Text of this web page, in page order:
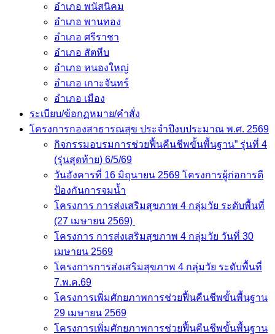
อำเภอ พนัสนิคม
อำเภอ พานทอง
อำเภอ ศรีราชา
อำเภอ สัตหีบ
อำเภอ หนองใหญ่
อำเภอ เกาะจันทร์
อำเภอ เมือง
ระเบียบ/ข้อกฏหมาย/คำสั่ง
โครงการกองสาธารณสุข ประจำปีงบประมาณ พ.ศ. 2569
กิจกรรมอบรมการช่วยฟื้นคืนชีพขั้นพื้นฐาน” รุ่นที่ 4
(รุ่นสุดท้าย) 6/5/69
วันอังคารที่ 16 มิถุนายน 2569 โครงการผู้ก่อการดี
ป้องกันการจมน้ำ
โครงการ การส่งเสริมสุขภาพ 4 กลุ่มวัย ระดับพื้นที่
(27 เมษายน 2569)
โครงการ การส่งเสริมสุขภาพ 4 กลุ่มวัย วันที่ 30
เมษายน 2569
โครงการการส่งเสริมสุขภาพ 4 กลุ่มวัย ระดับพื้นที่
7.พ.ค.69
โครงการเพิ่มศักยภาพการช่วยฟื้นคืนชีพขั้นพื้นฐาน
29 เมษายน 2569
โครงการเพิ่มศักยภาพการช่วยฟื้นคืนชีพขั้นพื้นฐาน